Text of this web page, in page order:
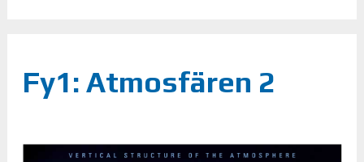
Fy1: Atmosfären 2